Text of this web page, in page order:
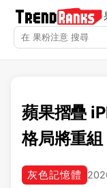
蘋果摺疊
格局將重組
灰色記憶體